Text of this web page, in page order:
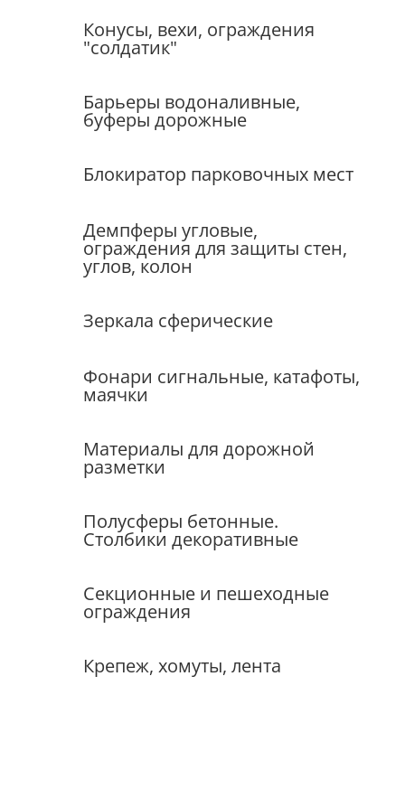
Конусы, вехи, ограждения
"солдатик"
Барьеры водоналивные,
буферы дорожные
Блокиратор парковочных мест
Демпферы угловые,
ограждения для защиты стен,
углов, колон
Зеркала сферические
Фонари сигнальные, катафоты,
маячки
Материалы для дорожной
разметки
Полусферы бетонные.
Столбики декоративные
Секционные и пешеходные
ограждения
Крепеж, хомуты, лента